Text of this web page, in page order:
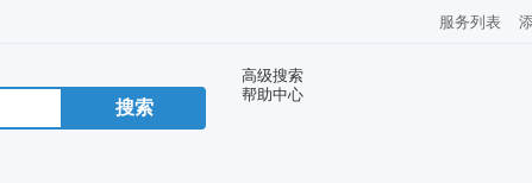
服务列表
高级搜索
帮助中心